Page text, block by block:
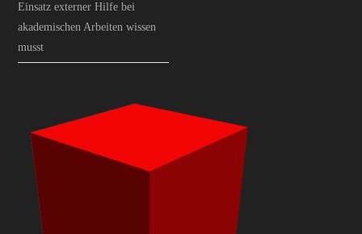
Einsatz externer Hilfe bei
akademischen Arbeiten wissen
musst